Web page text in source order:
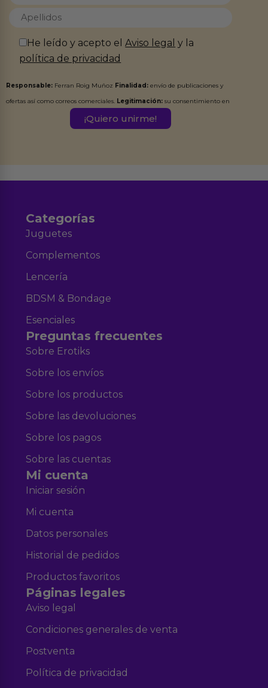
He leído y acepto elAviso legal y la
política de privacidad
Responsable: Ferran Roig Muñoz Finalidad: envío de publicaciones y
ofertas así como correos comerciales. Legitimación: su consentimiento en
Destinatarios:Ferran Roig Muñoz. Podrás ejercer tus
Categorías
Juguetes
Complementos
Lencería
BDSM & Bondage
Esenciales
Preguntas frecuentes
Sobre Erotiks
Sobre los envíos
Sobre los productos
Sobre las devoluciones
Sobre los pagos
Sobre las cuentas
Mi cuenta
Iniciar sesión
Mi cuenta
Datos personales
Historial de pedidos
Productos favoritos
Páginas legales
Aviso legal
Condiciones generales de venta
Postventa
Política de privacidad